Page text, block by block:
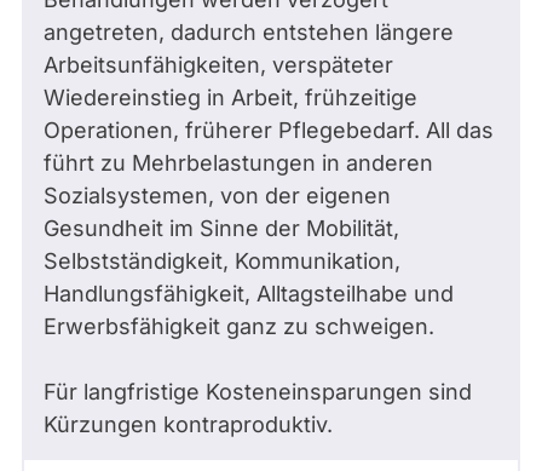
angetreten, dadurch entstehen längere
Arbeitsunfähigkeiten, verspäteter
Wiedereinstieg in Arbeit, frühzeitige
Operationen, früherer Pflegebedarf. All das
führt zu Mehrbelastungen in anderen
Sozialsystemen, von der eigenen
Gesundheit im Sinne der Mobilität,
Selbstständigkeit, Kommunikation,
Handlungsfähigkeit, Alltagsteilhabe und
Erwerbsfähigkeit ganz zu schweigen.
Für langfristige Kosteneinsparungen sind
Kürzungen kontraproduktiv.